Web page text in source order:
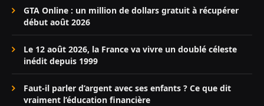
GTA Online : un million de dollars gratuit à récupérer
début août 2026
Le 12 août 2026, la France va vivre un doublé céleste
inédit depuis 1999
Faut-il parler d’argent avec ses enfants ? Ce que dit
vraiment l’éducation financière